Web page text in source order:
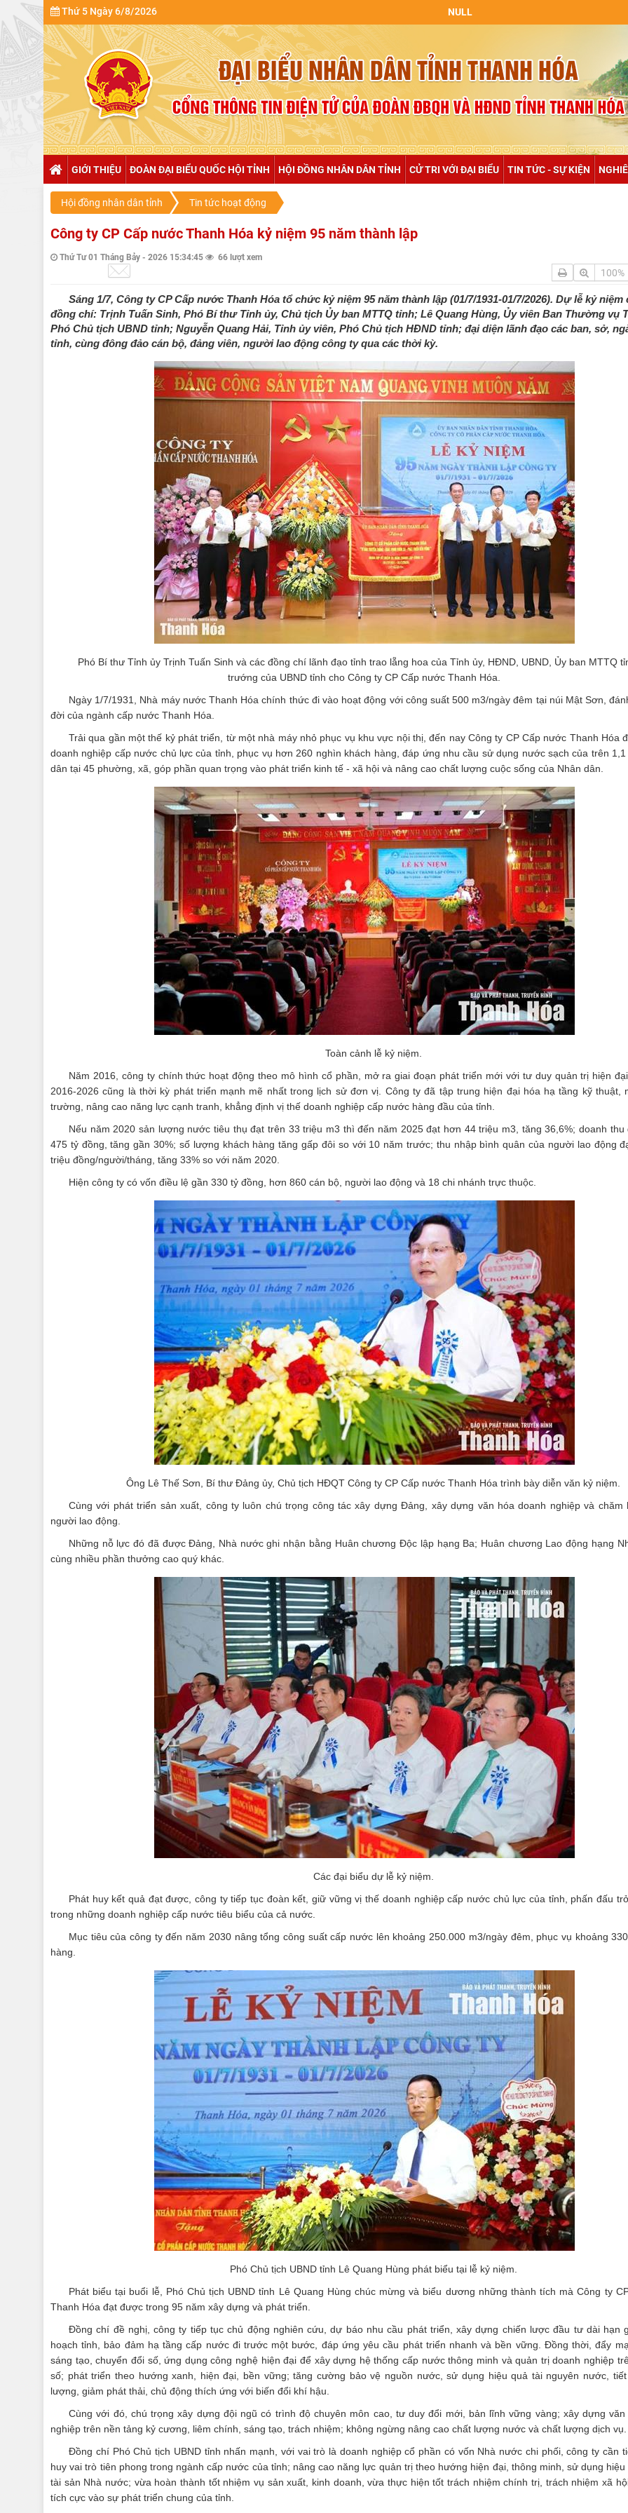
Thứ 5 Ngày 6/8/2026
GIỚI THIỆU ĐOÀN ĐẠI BIỂU QUỐC HỘI TỈNH HỘI ĐỒNG NHÂN DÂN TỈNH CỬ TRI VỚI ĐẠI BIỂU TIN TỨC - SỰ KIỆN
Hội đồng nhân dân tỉnh Tin tức hoạt động
Công ty CP Cấp nước Thanh Hóa kỷ niệm 95 năm thành lập
Thứ Tư 01 Tháng Bảy - 2026 15:34:45 66 lượt xem
100%
Sáng 1/7, Công ty CP Cấp nước Thanh Hóa tổ chức kỷ niệm 95 năm thành lập (01/7/1931-01/7/2026). Dự lễ kỷ niệm
đồng chí: Trịnh Tuấn Sinh, Phó Bí thư Tỉnh ủy, Chủ tịch Ủy ban MTTQ tỉnh; Lê Quang Hùng, Ủy viên Ban Thường vụ
Phó Chủ tịch UBND tỉnh; Nguyễn Quang Hải, Tỉnh ủy viên, Phó Chủ tịch HĐND tỉnh; đại diện lãnh đạo các ban, sở,
tỉnh, cùng đông đảo cán bộ, đảng viên, người lao động công ty qua các thời kỳ.
Phó Bí thư Tỉnh ủy Trịnh Tuấn Sinh và các đồng chí lãnh đạo tỉnh trao lẵng hoa của Tỉnh ủy, HĐND, UBND, Ủy ban MTTQ
trướng của UBND tỉnh cho Công ty CP Cấp nước Thanh Hóa.
Ngày 1/7/1931, Nhà máy nước Thanh Hóa chính thức đi vào hoạt động với công suất 500 m3/ngày đêm tại núi Mật Sơn,
đời của ngành cấp nước Thanh Hóa.
Trải qua gần một thế kỷ phát triển, từ một nhà máy nhỏ phục vụ khu vực nội thị, đến nay Công ty CP Cấp nước Thanh Hóa
doanh nghiệp cấp nước chủ lực của tỉnh, phục vụ hơn 260 nghìn khách hàng, đáp ứng nhu cầu sử dụng nước sạch của trên
dân tại 45 phường, xã, góp phần quan trọng vào phát triển kinh tế - xã hội và nâng cao chất lượng cuộc sống của Nhân dân.
Toàn cảnh lễ kỷ niệm.
Năm 2016, công ty chính thức hoạt động theo mô hình cổ phần, mở ra giai đoạn phát triển mới với tư duy quản trị hiện
2016-2026 cũng là thời kỳ phát triển mạnh mẽ nhất trong lịch sử đơn vị. Công ty đã tập trung hiện đại hóa hạ tầng kỹ thuật,
trường, nâng cao năng lực cạnh tranh, khẳng định vị thế doanh nghiệp cấp nước hàng đầu của tỉnh.
Nếu năm 2020 sản lượng nước tiêu thụ đạt trên 33 triệu m3 thì đến năm 2025 đạt hơn 44 triệu m3, tăng 36,6%; doanh thu
475 tỷ đồng, tăng gần 30%; số lượng khách hàng tăng gấp đôi so với 10 năm trước; thu nhập bình quân của người lao động
triệu đồng/người/tháng, tăng 33% so với năm 2020.
Hiện công ty có vốn điều lệ gần 330 tỷ đồng, hơn 860 cán bộ, người lao động và 18 chi nhánh trực thuộc.
Ông Lê Thế Sơn, Bí thư Đảng ủy, Chủ tịch HĐQT Công ty CP Cấp nước Thanh Hóa trình bày diễn văn kỷ niệm.
Cùng với phát triển sản xuất, công ty luôn chú trọng công tác xây dựng Đảng, xây dựng văn hóa doanh nghiệp và chăm
người lao động.
Những nỗ lực đó đã được Đảng, Nhà nước ghi nhận bằng Huân chương Độc lập hạng Ba; Huân chương Lao động hạng
cùng nhiều phần thưởng cao quý khác.
Các đại biểu dự lễ kỷ niệm.
Phát huy kết quả đạt được, công ty tiếp tục đoàn kết, giữ vững vị thế doanh nghiệp cấp nước chủ lực của tỉnh, phấn đấu
trong những doanh nghiệp cấp nước tiêu biểu của cả nước.
Mục tiêu của công ty đến năm 2030 nâng tổng công suất cấp nước lên khoảng 250.000 m3/ngày đêm, phục vụ khoảng
hàng.
Phó Chủ tịch UBND tỉnh Lê Quang Hùng phát biểu tại lễ kỷ niệm.
Phát biểu tại buổi lễ, Phó Chủ tịch UBND tỉnh Lê Quang Hùng chúc mừng và biểu dương những thành tích mà Công ty
Thanh Hóa đạt được trong 95 năm xây dựng và phát triển.
Đồng chí đề nghị, công ty tiếp tục chủ động nghiên cứu, dự báo nhu cầu phát triển, xây dựng chiến lược đầu tư dài hạn
hoạch tỉnh, bảo đảm hạ tầng cấp nước đi trước một bước, đáp ứng yêu cầu phát triển nhanh và bền vững. Đồng thời, đẩy
sáng tạo, chuyển đổi số, ứng dụng công nghệ hiện đại để xây dựng hệ thống cấp nước thông minh và quản trị doanh nghiệp
số; phát triển theo hướng xanh, hiện đại, bền vững; tăng cường bảo vệ nguồn nước, sử dụng hiệu quả tài nguyên nước, tiết
lượng, giảm phát thải, chủ động thích ứng với biến đổi khí hậu.
Cùng với đó, chú trọng xây dựng đội ngũ có trình độ chuyên môn cao, tư duy đổi mới, bản lĩnh vững vàng; xây dựng văn
nghiệp trên nền tảng kỷ cương, liêm chính, sáng tạo, trách nhiệm; không ngừng nâng cao chất lượng nước và chất lượng dịch vụ.
Đồng chí Phó Chủ tịch UBND tỉnh nhấn mạnh, với vai trò là doanh nghiệp cổ phần có vốn Nhà nước chi phối, công ty cần
huy vai trò tiên phong trong ngành cấp nước của tỉnh; nâng cao năng lực quản trị theo hướng hiện đại, thông minh, sử dụng hiệu
tài sản Nhà nước; vừa hoàn thành tốt nhiệm vụ sản xuất, kinh doanh, vừa thực hiện tốt trách nhiệm chính trị, trách nhiệm xã
tích cực vào sự phát triển chung của tỉnh.